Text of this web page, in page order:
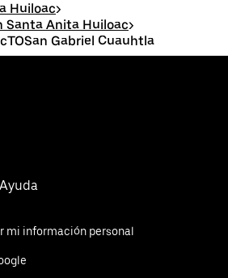
Huiloac>
Santa Anita Huiloac>
Gabriel Cuauhtla
mi información personal